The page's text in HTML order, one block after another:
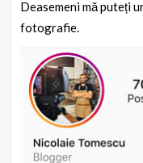
Deasemeni mă puteți
fotografie.